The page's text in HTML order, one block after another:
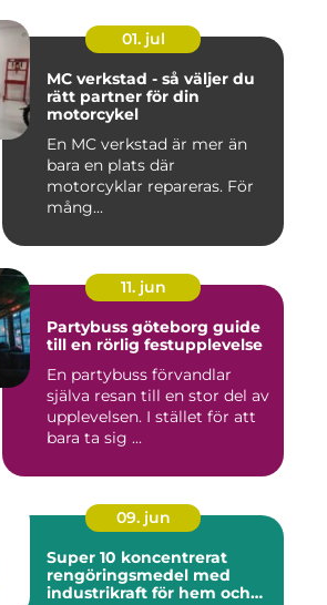
01. jul
MC verkstad - så väljer du
rätt partner för din
motorcykel
En MC verkstad är mer än
bara en plats där
motorcyklar repareras. För
mång...
11. jun
Partybuss göteborg guide
till en rörlig festupplevelse
En partybuss förvandlar
själva resan till en stor del av
upplevelsen. I stället för att
bara ta sig ...
09. jun
Super 10 koncentrerat
rengöringsmedel med
industrikraft för hem och